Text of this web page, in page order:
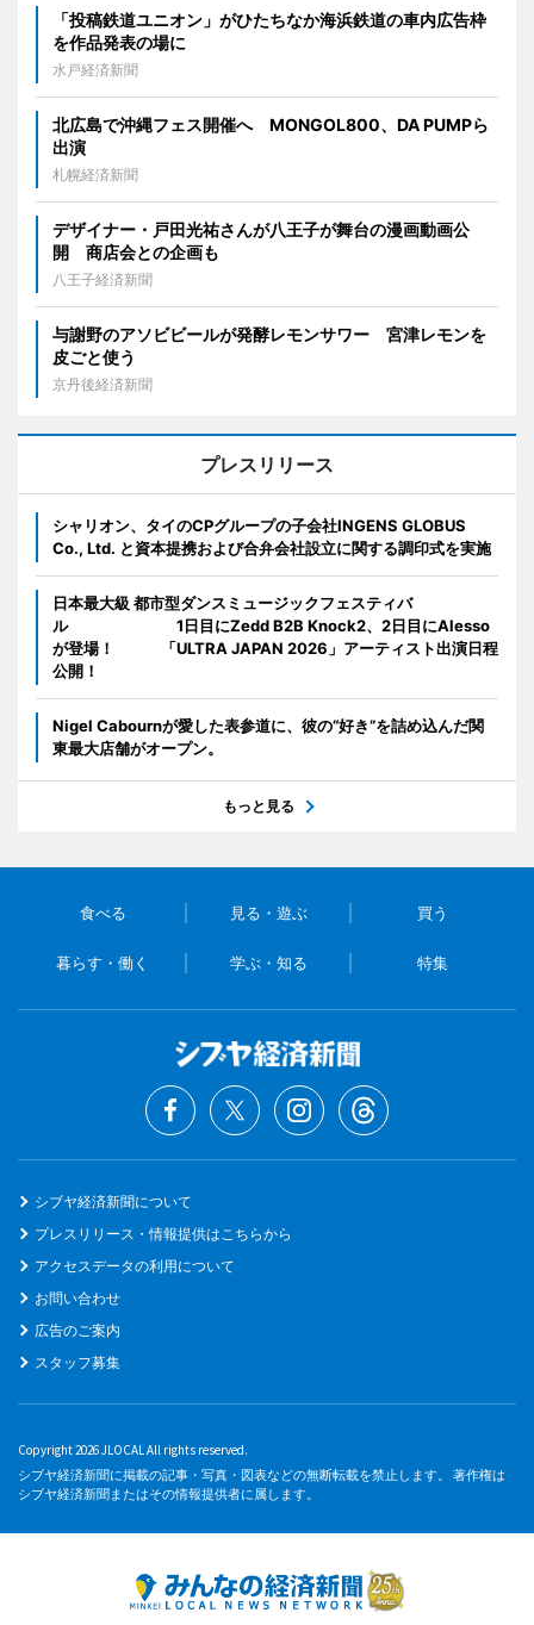
「投稿鉄道ユニオン」がひたちなか海浜鉄道の車内広告枠
を作品発表の場に
水戸経済新聞
北広島で沖縄フェス開催へ MONGOL800、DA PUMPら
出演
札幌経済新聞
デザイナー・戸田光祐さんが八王子が舞台の漫画動画公
開 商店会との企画も
八王子経済新聞
与謝野のアソビビールが発酵レモンサワー 宮津レモンを
皮ごと使う
京丹後経済新聞
プレスリリース
シャリオン、タイのCPグループの子会社INGENS GLOBUS
Co., Ltd. と資本提携および合弁会社設立に関する調印式を実施
日本最大級 都市型ダンスミュージックフェスティバ
ル 1日目にZedd B2B Knock2、2日目にAlesso
が登場！ 「ULTRA JAPAN 2026」アーティスト出演日程
公開！
Nigel Cabournが愛した表参道に、彼の“好き”を詰め込んだ関
東最大店舗がオープン。
もっと見る
食べる 見る・遊ぶ 買う
暮らす・働く 学ぶ・知る 特集
シブヤ経済新聞について
プレスリリース・情報提供はこちらから
アクセスデータの利用について
お問い合わせ
広告のご案内
スタッフ募集
Copyright 2026 JLOCAL All rights reserved.
シブヤ経済新聞に掲載の記事・写真・図表などの無断転載を禁止します。 著作権は
シブヤ経済新聞またはその情報提供者に属します。